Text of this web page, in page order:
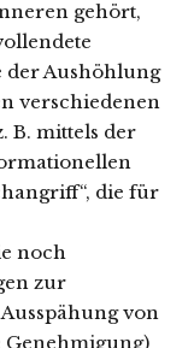
gehört,
der Aushöhlung
verschiedenen
B. mittels der
die für
noch
zur
von